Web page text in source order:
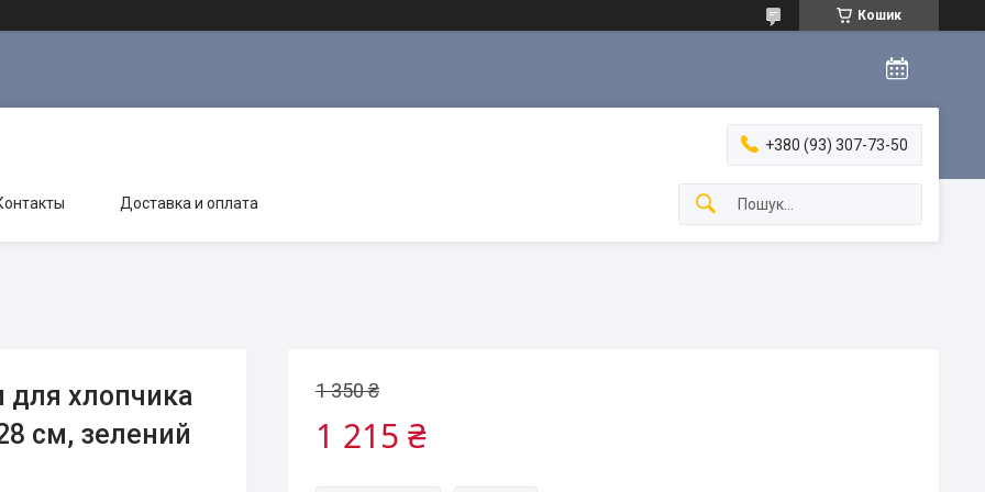
Кошик
+380 (93) 307-73-50
Доставка и оплата
хлопчика
см, зелений
1 350 ₴
1 215 ₴